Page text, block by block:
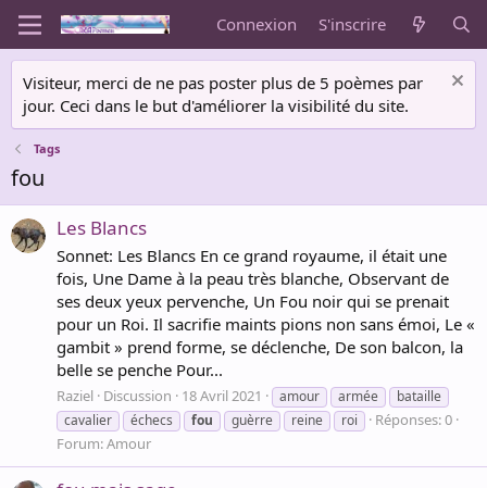
Connexion S'inscrire
Visiteur, merci de ne pas poster plus de 5 poèmes par
jour. Ceci dans le but d'améliorer la visibilité du site.
Tags
fou
Les Blancs
Sonnet: Les Blancs En ce grand royaume, il était une
fois, Une Dame à la peau très blanche, Observant de
ses deux yeux pervenche, Un Fou noir qui se prenait
pour un Roi. Il sacrifie maints pions non sans émoi, Le «
gambit » prend forme, se déclenche, De son balcon, la
belle se penche Pour...
Raziel Discussion 18 Avril 2021 amour armée
bataille
cavalier
échecs fou guèrre reine roi
Réponses: 0
Forum:Amour